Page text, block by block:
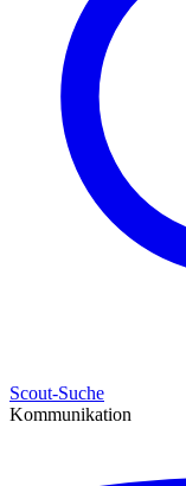
Scout-Suche
Kommunikation